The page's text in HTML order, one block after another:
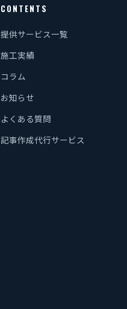
CONTENTS
提供サービス一覧
施工実績
コラム
お知らせ
よくある質問
記事作成代行サービス